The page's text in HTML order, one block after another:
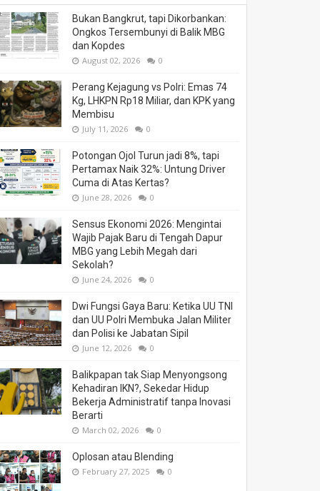
Bukan Bangkrut, tapi Dikorbankan:
Ongkos Tersembunyi di Balik MBG
dan Kopdes
August 02, 2026 0
Perang Kejagung vs Polri: Emas 74
Kg, LHKPN Rp18 Miliar, dan KPK yang
Membisu
July 11, 2026 0
Potongan Ojol Turun jadi 8%, tapi
Pertamax Naik 32%: Untung Driver
Cuma di Atas Kertas?
June 28, 2026 0
Sensus Ekonomi 2026: Mengintai
Wajib Pajak Baru di Tengah Dapur
MBG yang Lebih Megah dari
Sekolah?
June 24, 2026 0
Dwi Fungsi Gaya Baru: Ketika UU TNI
dan UU Polri Membuka Jalan Militer
dan Polisi ke Jabatan Sipil
June 12, 2026 0
Balikpapan tak Siap Menyongsong
Kehadiran IKN?, Sekedar Hidup
Bekerja Administratif tanpa Inovasi
Berarti
March 02, 2026 0
Oplosan atau Blending
February 27, 2025 0